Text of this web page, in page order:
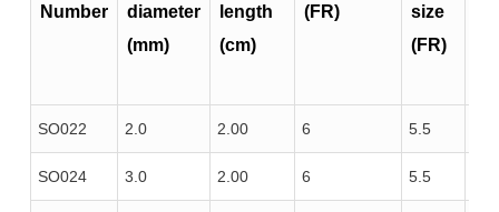
Number
diameter
(mm)
length
(cm)
(FR)
size
(FR)
SO022 2.0 2.00 6 5.5
SO024 3.0 2.00 6 5.5